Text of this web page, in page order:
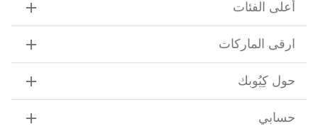
أعلى الفئات
ارقى الماركات
حول كِيُوبك
حسابي